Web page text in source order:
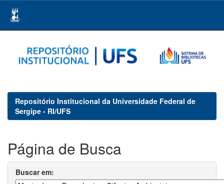
navigation
Repositório Institucional da Universidade Federal de
Sergipe - RI/UFS
Página de Busca
Buscar em: